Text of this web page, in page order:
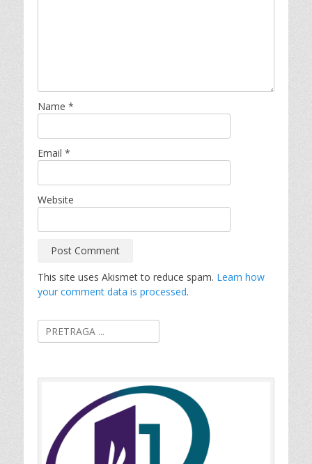
Name *
Email *
Website
This site uses Akismet to reduce spam. Learn how
your comment data is processed.
Search
for: